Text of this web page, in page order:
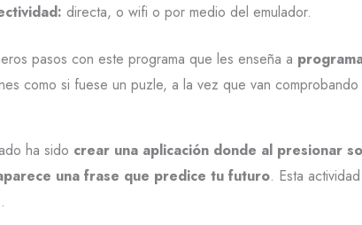
directa, o wifi o por medio del emulador.
pasos con este programa que les enseña a
como si fuese un puzle, a la vez que van
ha sido crear una aplicación donde al presionar
una frase que predice tu futuro. Esta